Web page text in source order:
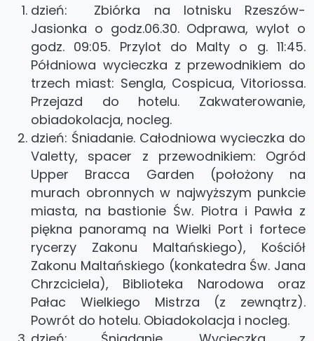
dzień: Zbiórka na lotnisku Rzeszów-
Jasionka o godz.06.30. Odprawa, wylot o
godz. 09:05. Przylot do Malty o g. 11:45.
Półdniowa wycieczka z przewodnikiem do
trzech miast: Sengla, Cospicua, Vitoriossa.
Przejazd do hotelu. Zakwaterowanie,
obiadokolacja, nocleg.
dzień: Śniadanie. Całodniowa wycieczka do
Valetty, spacer z przewodnikiem: Ogród
Upper Bracca Garden (położony na
murach obronnych w najwyższym punkcie
miasta, na bastionie Św. Piotra i Pawła z
piękna panoramą na Wielki Port i fortece
rycerzy Zakonu Maltańskiego), Kościół
Zakonu Maltańskiego (konkatedra Św. Jana
Chrzciciela), Biblioteka Narodowa oraz
Pałac Wielkiego Mistrza (z zewnątrz).
Powrót do hotelu. Obiadokolacja i nocleg.